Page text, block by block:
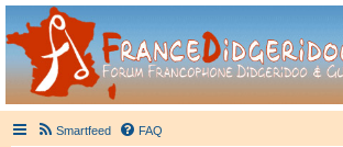
France Didgeridoo
Didgeridoo et Guimbarde sur France Didgeridoo - retrouvez la
Smartfeed FAQ